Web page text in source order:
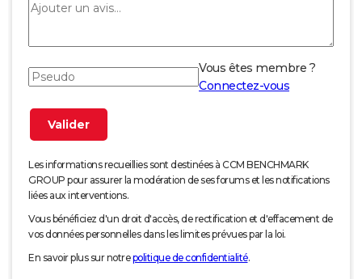
Vous êtes membre ?
Connectez-vous
Les informations recueillies sont destinées à CCM BENCHMARK
GROUP pour assurer la modération de ses forums et les notifications
liées aux interventions.
Vous bénéficiez d'un droit d'accès, de rectification et d'effacement de
vos données personnelles dans les limites prévues par la loi.
En savoir plus sur notrepolitique de confidentialité.